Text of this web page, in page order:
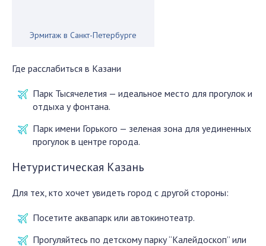
Эрмитаж в Санкт-Петербурге
Где расслабиться в Казани
Парк Тысячелетия — идеальное место для прогулок и
отдыха у фонтана.
Парк имени Горького — зеленая зона для уединенных
прогулок в центре города.
Нетуристическая Казань
Для тех, кто хочет увидеть город с другой стороны:
Посетите аквапарк или автокинотеатр.
Прогуляйтесь по детскому парку “Калейдоскоп” или